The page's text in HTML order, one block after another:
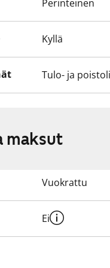
Perinteinen
Kyllä
Tulo- ja
maksut
Vuokrattu
Ei